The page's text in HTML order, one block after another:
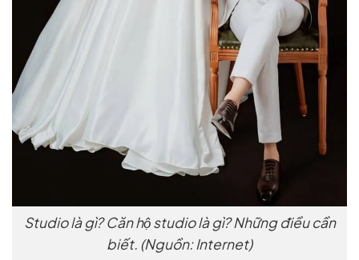
Studio là gì? Căn hộ studio là gì? Những điều cần
biết. (Nguồn: Internet)